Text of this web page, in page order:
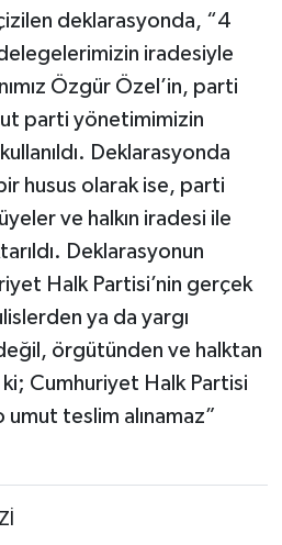
deklarasyonda, “4
iradesiyle
Özgür Özel’in, parti
parti yönetimimizin
Deklarasyonda
husus olarak ise, parti
ve halkın iradesi ile
Deklarasyonun
Halk Partisi’nin gerçek
ya da yargı
örgütünden ve halktan
Cumhuriyet Halk Partisi
umut teslim alınamaz”